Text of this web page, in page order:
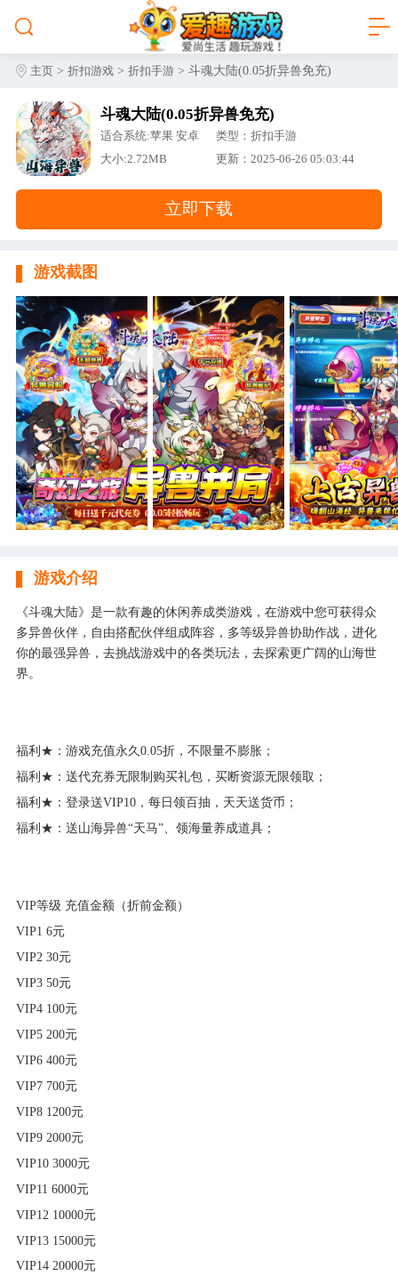
主页 >折扣游戏 >折扣手游 > 斗魂大陆(0.05折异兽免充)
斗魂大陆(0.05折异兽免充)
适合系统:苹果 安卓
类型：折扣手游
大小:2.72MB
更新：2025-06-26 05:03:44
立即下载
游戏截图
游戏介绍
《斗魂大陆》是一款有趣的休闲养成类游戏，在游戏中您可获得众
多异兽伙伴，自由搭配伙伴组成阵容，多等级异兽协助作战，进化
你的最强异兽，去挑战游戏中的各类玩法，去探索更广阔的山海世
界。
福利★：游戏充值永久0.05折，不限量不膨胀；
福利★：送代充券无限制购买礼包，买断资源无限领取；
福利★：登录送VIP10，每日领百抽，天天送货币；
福利★：送山海异兽“天马”、领海量养成道具；
VIP等级 充值金额（折前金额）
VIP1 6元
VIP2 30元
VIP3 50元
VIP4 100元
VIP5 200元
VIP6 400元
VIP7 700元
VIP8 1200元
VIP9 2000元
VIP10 3000元
VIP11 6000元
VIP12 10000元
VIP13 15000元
VIP14 20000元